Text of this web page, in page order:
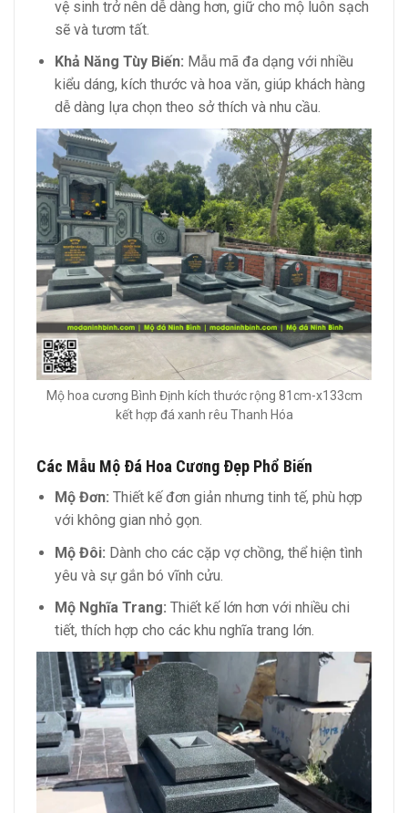
vệ sinh trở nên dễ dàng hơn, giữ cho mộ luôn sạch
sẽ và tươm tất.
Khả Năng Tùy Biến: Mẫu mã đa dạng với nhiều
kiểu dáng, kích thước và hoa văn, giúp khách hàng
dễ dàng lựa chọn theo sở thích và nhu cầu.
Mộ hoa cương Bình Định kích thước rộng 81cm-x133cm
kết hợp đá xanh rêu Thanh Hóa
Các Mẫu Mộ Đá Hoa Cương Đẹp Phổ Biến
Mộ Đơn: Thiết kế đơn giản nhưng tinh tế, phù hợp
với không gian nhỏ gọn.
Mộ Đôi: Dành cho các cặp vợ chồng, thể hiện tình
yêu và sự gắn bó vĩnh cửu.
Mộ Nghĩa Trang: Thiết kế lớn hơn với nhiều chi
tiết, thích hợp cho các khu nghĩa trang lớn.